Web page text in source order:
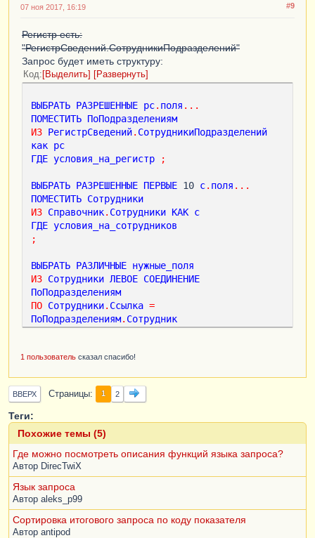
#9
07 ноя 2017, 16:19
Регистр есть:
"РегистрСведений.СотрудникиПодразделений"
Запрос будет иметь структуру:
Код Выделить Развернуть
ВЫБРАТЬ РАЗРЕШЕННЫЕ рс. поля ...
ПОМЕСТИТЬ ПоПодразделениям
ИЗ РегистрСведений. СотрудникиПодразделений
как рс
ГДЕ условия_на_регистр ;
ВЫБРАТЬ РАЗРЕШЕННЫЕ ПЕРВЫЕ 10 с. поля ...
ПОМЕСТИТЬ Сотрудники
ИЗ Справочник. Сотрудники КАК с
ГДЕ условия_на_сотрудников
;
ВЫБРАТЬ РАЗЛИЧНЫЕ нужные_поля
ИЗ Сотрудники ЛЕВОЕ СОЕДИНЕНИЕ
ПоПодразделениям
ПО Сотрудники. Ссылка =
ПоПодразделениям. Сотрудник
1 пользователь сказал спасибо!
ВВЕРХ Страницы 1 2
Теги:
Похожие темы (5)
Где можно посмотреть описания функций языка запроса?
Автор DirecTwiX
Язык запроса
Автор aleks_p99
Сортировка итогового запроса по коду показателя
Автор antipod